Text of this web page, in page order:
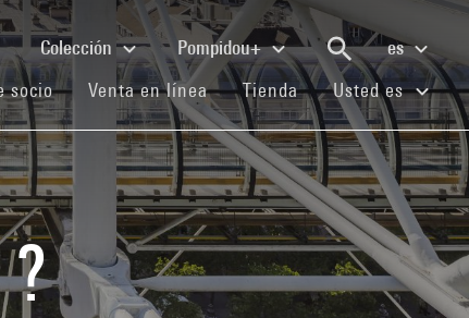
Colección Pompidou+
es
socio(current)Venta en línea(current)
Tienda(current)Usted es